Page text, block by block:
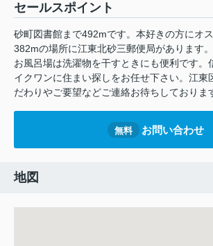
セールスポイント
砂町図書館まで492mです。本好きの方にオ
382mの場所に江東北砂三郵便局があります
お風呂場は洗濯物を干すときにも便利です。
イクワンに住まい探しをお任せ下さい。江東
だわりやご要望などご連絡お待ちしておりま
無料 お問い合わせ
地図